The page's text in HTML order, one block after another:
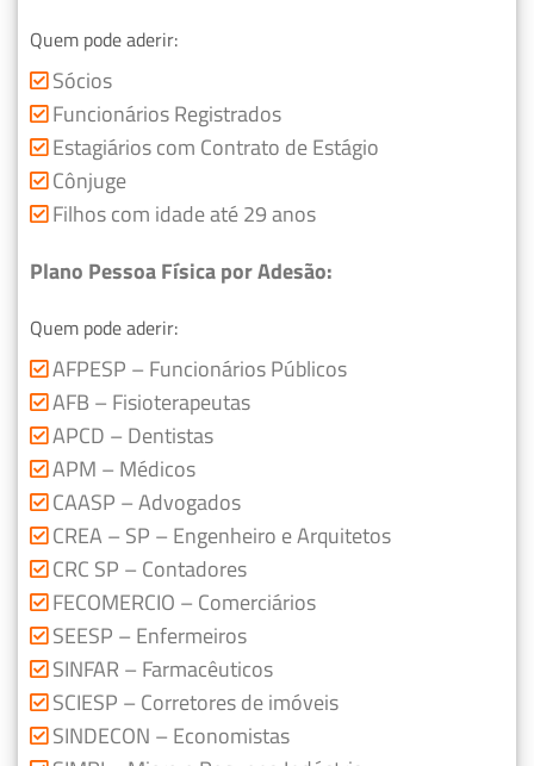
Quem pode aderir:
Sócios
Funcionários Registrados
Estagiários com Contrato de Estágio
Cônjuge
Filhos com idade até 29 anos
Plano Pessoa Física por Adesão:
Quem pode aderir:
AFPESP – Funcionários Públicos
AFB – Fisioterapeutas
APCD – Dentistas
APM – Médicos
CAASP – Advogados
CREA – SP – Engenheiro e Arquitetos
CRC SP – Contadores
FECOMERCIO – Comerciários
SEESP – Enfermeiros
SINFAR – Farmacêuticos
SCIESP – Corretores de imóveis
SINDECON – Economistas